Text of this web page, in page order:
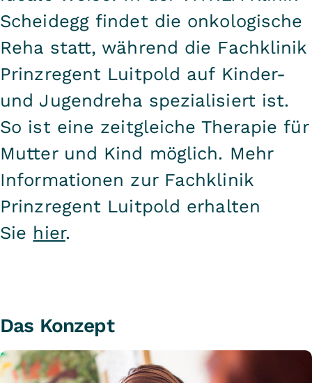
Scheidegg findet die onkologische
Reha statt, während die Fachklinik
Prinzregent Luitpold auf Kinder-
und Jugendreha spezialisiert ist.
So ist eine zeitgleiche Therapie für
Mutter und Kind möglich. Mehr
Informationen zur Fachklinik
Prinzregent Luitpold erhalten
Sie hier.
Das Konzept